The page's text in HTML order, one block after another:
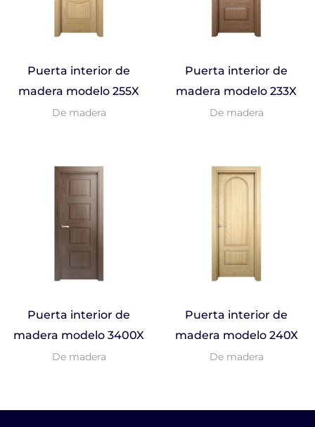
Puerta interior de
madera modelo 255X
De madera
Puerta interior de
madera modelo 233X
De madera
Puerta interior de
madera modelo 3400X
De madera
Puerta interior de
madera modelo 240X
De madera